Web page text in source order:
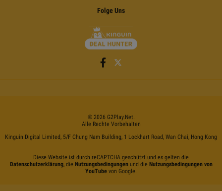
Folge Uns
© 2026 G2Play.net.
Alle Rechte Vorbehalten
Kinguin Digital Limited, 5/F Chung Nam Building, 1 Lockhart Road, Wan Chai, Hong Kong
Diese Website ist durch reCAPTCHA geschützt und es gelten die
Datenschutzerklärung, die Nutzungsbedingungenund die Nutzungsbedingungen von
YouTube von Google.